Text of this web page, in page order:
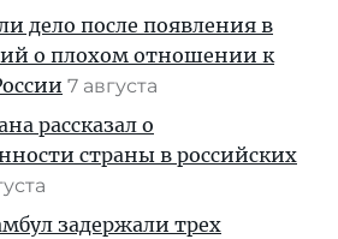
дело после появления в
о плохом отношении к
7 августа
рассказал о
страны в российских
задержали трех